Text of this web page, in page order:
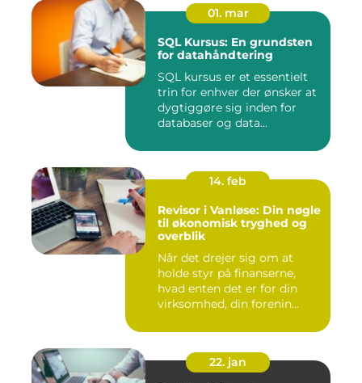
01. mar
SQL Kursus: En grundsten
for datahåndtering
SQL kursus er et essentielt
trin for enhver der ønsker at
dygtiggøre sig inden for
databaser og data...
14. feb
Revisor i Vanløse: Din nøgle
til økonomisk tryghed og
overblik
Når det drejer sig om at
holde styr på finanserne,
hvad enten det er for din
virksomhed, din forenin...
22. jan